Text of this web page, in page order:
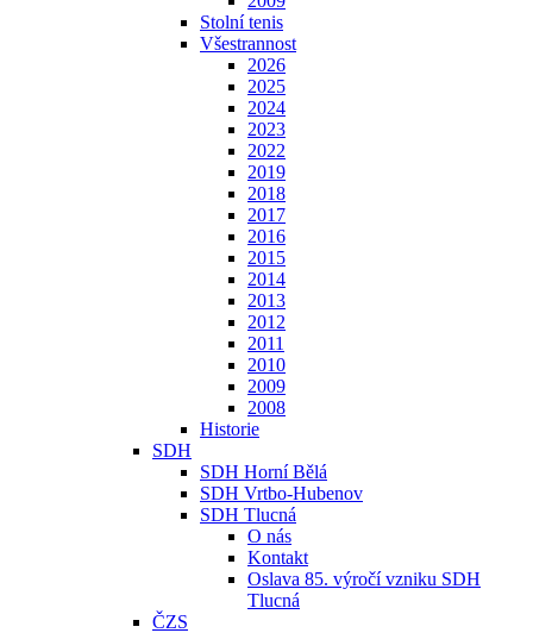
Stolní tenis
Všestrannost
2026
2025
2024
2023
2022
2019
2018
2017
2016
2015
2014
2013
2012
2011
2010
2009
2008
Historie
SDH
SDH Horní Bělá
SDH Vrtbo-Hubenov
SDH Tlucná
O nás
Kontakt
Oslava 85. výročí vzniku SDH
Tlucná
ČZS